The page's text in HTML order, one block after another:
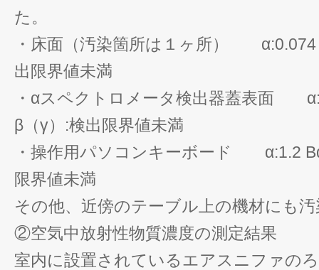
た。
・床面（汚染箇所は１ヶ所） α:0.074
出限界値未満
・αスペクトロメータ検出器蓋表面
β（γ）:検出限界値未満
・操作用パソコンキーボード α:1.2
限界値未満
その他、近傍のテーブル上の機材にも
②空気中放射性物質濃度の測定結果
室内に設置されているエアスニファの